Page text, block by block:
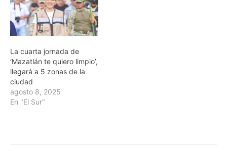
La cuarta jornada de
‘Mazatlán te quiero limpio’,
llegará a 5 zonas de la
ciudad
agosto 8, 2025
En "El Sur"